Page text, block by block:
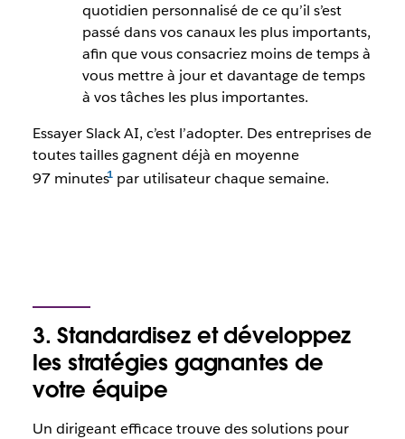
quotidien personnalisé de ce qu’il s’est
passé dans vos canaux les plus importants,
afin que vous consacriez moins de temps à
vous mettre à jour et davantage de temps
à vos tâches les plus importantes.
Essayer Slack AI, c’est l’adopter. Des entreprises de
toutes tailles gagnent déjà en moyenne
97 minutes par utilisateur chaque semaine.
3. Standardisez et développez
les stratégies gagnantes de
votre équipe
Un dirigeant efficace trouve des solutions pour